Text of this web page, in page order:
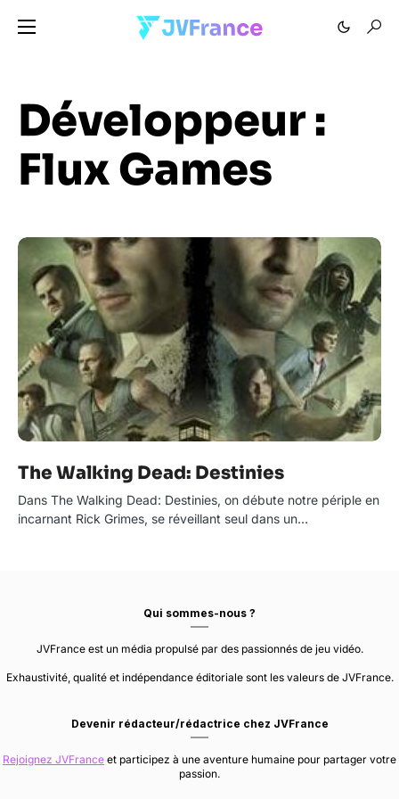
Développeur :
Flux Games
The Walking Dead: Destinies
Dans The Walking Dead: Destinies, on débute notre périple en
incarnant Rick Grimes, se réveillant seul dans un…
Qui sommes-nous ?
JVFrance est un média propulsé par des passionnés de jeu vidéo.
Exhaustivité, qualité et indépendance éditoriale sont les valeurs de JVFrance.
Devenir rédacteur/rédactrice chez JVFrance
Rejoignez JVFrance et participez à une aventure humaine pour partager votre
passion.